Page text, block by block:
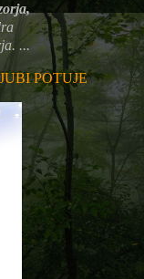
...
POTUJE